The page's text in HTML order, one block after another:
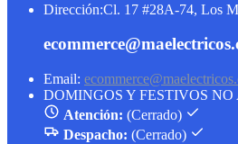
Dirección:Cl. 17 #28A-74, Los
Email:
DOMINGOS Y FESTIVOS NO
Atención: (Cerrado)
Despacho: (Cerrado)